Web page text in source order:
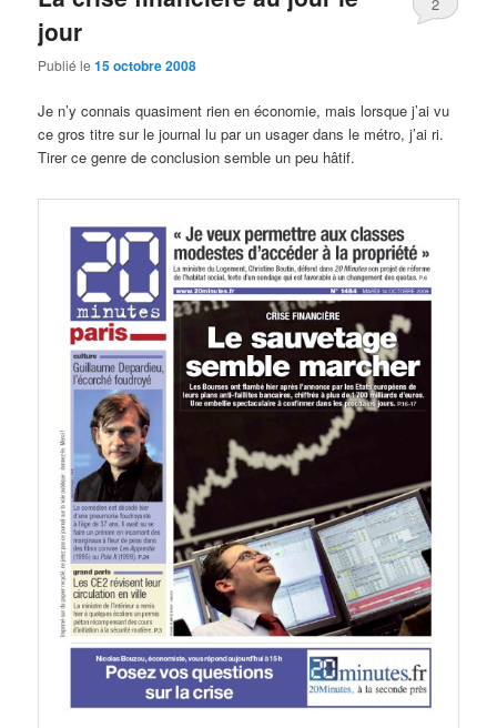
jour
Publié le15 octobre 2008
2
Je n’y connais quasiment rien en économie, mais lorsque j’ai vu
ce gros titre sur le journal lu par un usager dans le métro, j’ai ri.
Tirer ce genre de conclusion semble un peu hâtif.